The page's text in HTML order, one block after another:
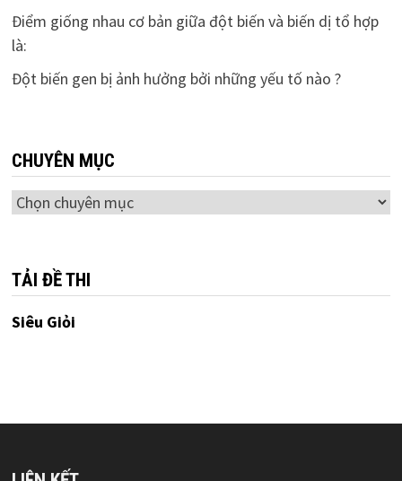
Điểm giống nhau cơ bản giữa đột biến và biến dị tổ hợp
là:
Đột biến gen bị ảnh hưởng bởi những yếu tố nào ?
CHUYÊN MỤC
Chuyên
TẢI ĐỀ THI
Siêu Giỏi